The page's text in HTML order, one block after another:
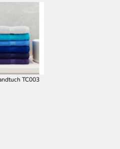
TC003